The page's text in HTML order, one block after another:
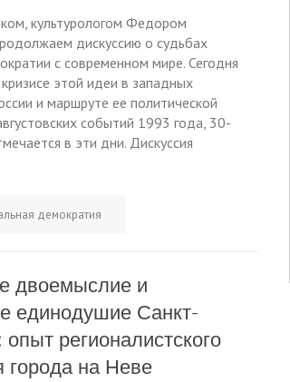
культурологом Федором
дискуссию о судьбах
с современном мире. Сегодня
этой идеи в западных
и маршруте ее политической
событий 1993 года, 30-
в эти дни. Дискуссия
демократия
двоемыслие и
единодушие Санкт-
регионалистского
города на Неве